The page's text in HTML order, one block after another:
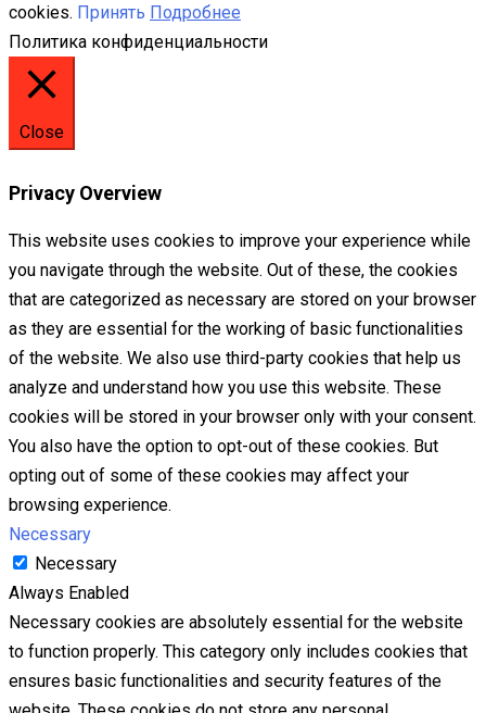
cookies. Принять Подробнее
Политика конфиденциальности
Close
Privacy Overview
This website uses cookies to improve your experience while
you navigate through the website. Out of these, the cookies
that are categorized as necessary are stored on your browser
as they are essential for the working of basic functionalities
of the website. We also use third-party cookies that help us
analyze and understand how you use this website. These
cookies will be stored in your browser only with your consent.
You also have the option to opt-out of these cookies. But
opting out of some of these cookies may affect your
browsing experience.
Necessary
Necessary
Always Enabled
Necessary cookies are absolutely essential for the website
to function properly. This category only includes cookies that
ensures basic functionalities and security features of the